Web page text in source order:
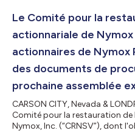
comptes lors de la prochaine
actionnaires qui se tien...
Le Comité pour la
actionnariale de
actionnaires de Nymox
des documents de
prochaine assemblée
CARSON CITY, Nevada &
Comité pour la restauration de
Nymox, Inc. (“CRNSV”), dont